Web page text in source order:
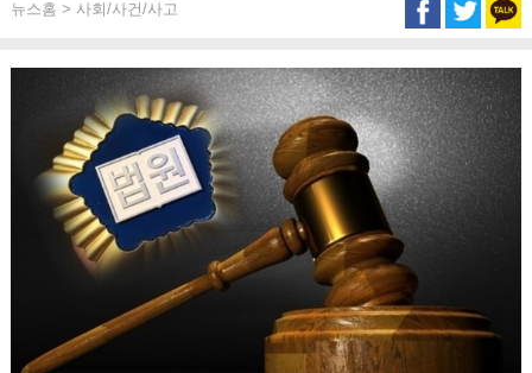
뉴스홈 > 사회/사건/사고